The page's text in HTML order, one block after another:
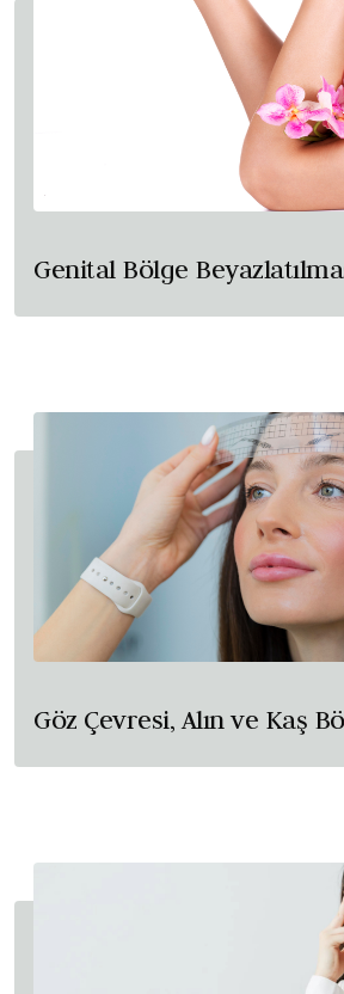
Genital Bölge
Göz Çevresi, Alın ve Kaş